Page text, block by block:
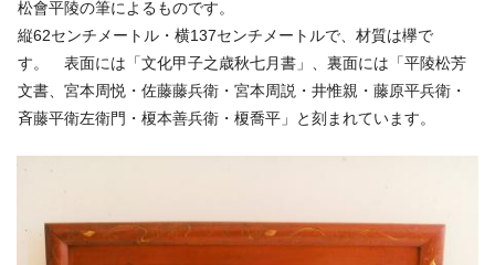
松會平陵の筆によるものです。
縦62センチメートル・横137センチメートルで、材質は欅で
す。 表面には「文化甲子之歳秋七月書」、裏面には「平陵松芳
文書、宮本周悦・佐藤藤兵衛・宮本周説・井惟親・藤原平兵衛・
斉藤平衛左衛門・榎本善兵衛・榎喬平」と刻まれています。